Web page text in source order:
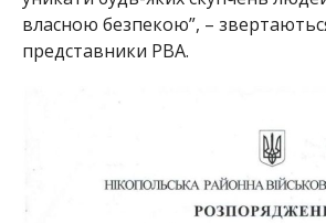
власною безпекою”, –
представники РВА.